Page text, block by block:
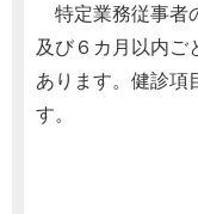
特定業務従事者
及び６カ月以内ご
あります。健診項
す。